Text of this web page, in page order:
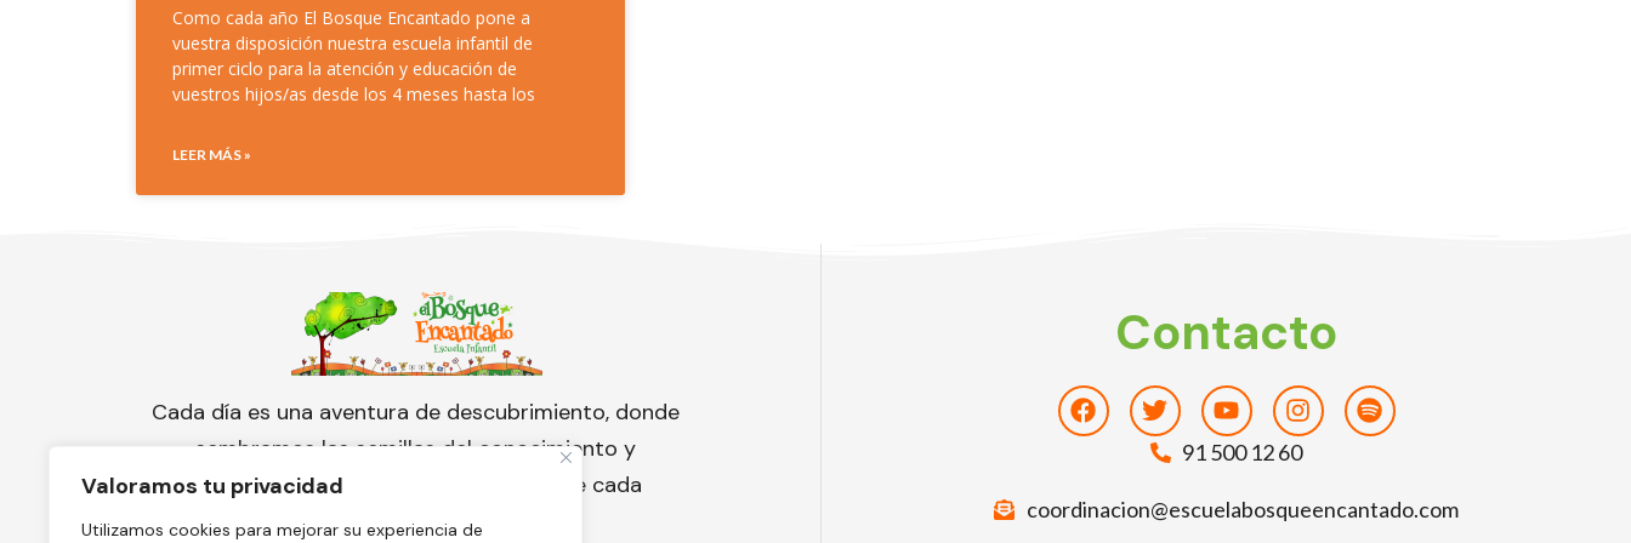
Valoramos tu privacidad
Utilizamos cookies para mejorar su experiencia de
Como cada año El Bosque Encantado pone a
vuestra disposición nuestra escuela infantil de
primer ciclo para la atención y educación de
vuestros hijos/as desde los 4 meses hasta los
LEER MÁS »
Cada día es una aventura de descubrimiento, donde
sembramos las semillas del conocimiento y
cuidamos con amor el florecimiento de cada
pequeño corazón.
Contacto
FacebookTwitterYoutubeInstagramSpotify
91 500 12 60
coordinacion@escuelabosqueencantado.com